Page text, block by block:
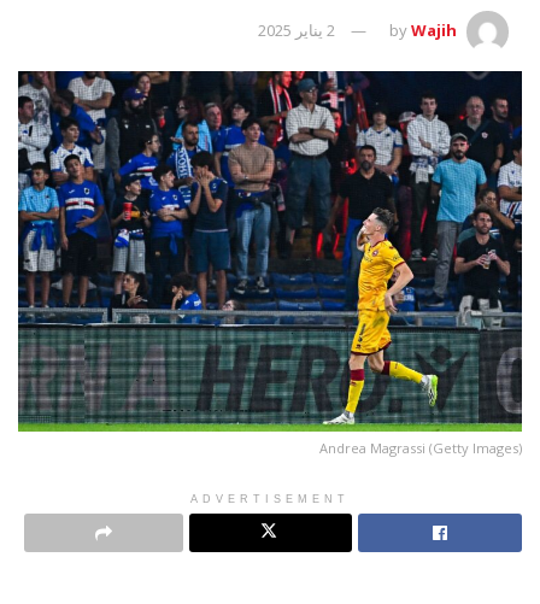
byWajih 2 يناير 2025
Andrea Magrassi (Getty Images)
ADVERTISEMENT